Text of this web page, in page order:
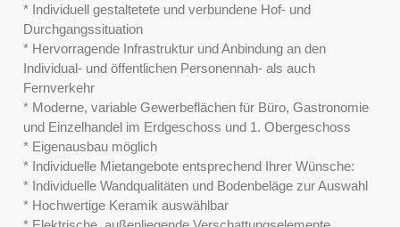
* Individuell gestaltetete und verbundene Hof- und
Durchgangssituation
* Hervorragende Infrastruktur und Anbindung an den
Individual- und öffentlichen Personennah- als auch
Fernverkehr
* Moderne, variable Gewerbeflächen für Büro, Gastronomie
und Einzelhandel im Erdgeschoss und 1. Obergeschoss
* Eigenausbau möglich
* Individuelle Mietangebote entsprechend Ihrer Wünsche:
* Individuelle Wandqualitäten und Bodenbeläge zur Auswahl
* Hochwertige Keramik auswählbar